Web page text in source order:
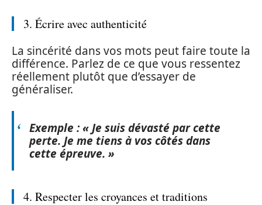
3. Écrire avec authenticité
La sincérité dans vos mots peut faire toute la
différence. Parlez de ce que vous ressentez
réellement plutôt que d’essayer de
généraliser.
Exemple : « Je suis dévasté par cette
perte. Je me tiens à vos côtés dans
cette épreuve. »
4. Respecter les croyances et traditions